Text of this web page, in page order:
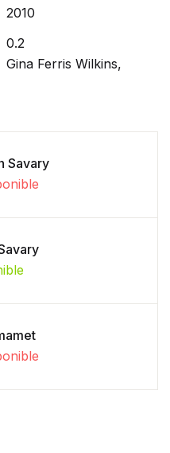
2010
0.2
Gina Ferris Wilkins,
Savary